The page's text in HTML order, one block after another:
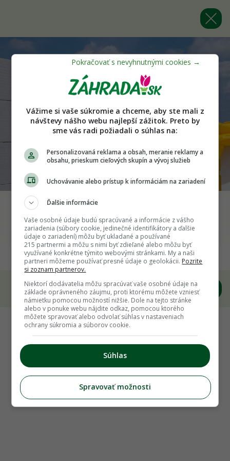
Späť na článok
Xella Slovensko – dodávateľ kvalitného
materiálu aj služieb
Vážime si vaše súkromie a chceme, aby ste mali z
návštevy nášho webu najlepší zážitok. Preto by
sme vás radi požiadali o súhlas na:
Personalizovaná reklama a obsah, meranie reklamy a
obsahu, prieskum cieľových skupín a vývoj služieb
Uchovávanie alebo prístup k informáciám na zariadení
Ďalšie informácie
Vaše osobné údaje budú spracúvané a informácie z vášho
zariadenia (súbory cookie, jedinečné identifikátory a ďalšie
údaje o zariadení) môžu byť ukladané a používané
215 partnermi a môžu s nimi byť zdieľané alebo môžu byť
využívané konkrétne týmito webovými stránkami. My a naši
partneri môžeme používať presné údaje o geolokácii. Pozrite
si zoznam partnerov.
Niektorí dodávatelia môžu spracúvať vaše osobné údaje na
základe oprávneného záujmu, proti ktorému môžete vzniesť
námietku pomocou možností nižšie. Dole na tejto stránke
alebo v ponuke webu nájdite odkaz, pomocou ktorého
môžete spravovať alebo odvolať súhlas v nastaveniach
ochrany súkromia a súborov cookie.
Súhlas
Spravovať možnosti